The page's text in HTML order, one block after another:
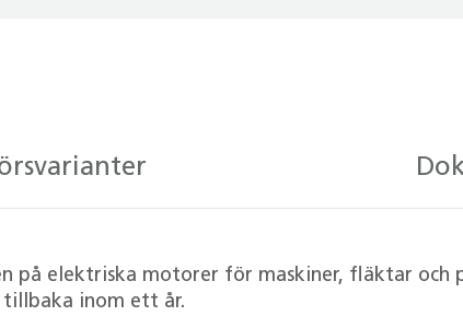
på elektriska motorer för maskiner, fläktar och
tillbaka inom ett år.